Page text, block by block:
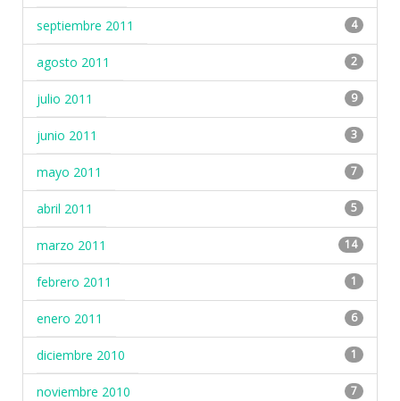
septiembre 2011 4
agosto 2011 2
julio 2011 9
junio 2011 3
mayo 2011 7
abril 2011 5
marzo 2011 14
febrero 2011 1
enero 2011 6
diciembre 2010 1
noviembre 2010 7